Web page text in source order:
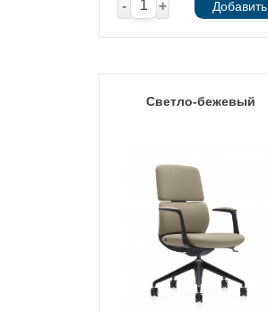
- + Добавить
Светло-бежевый